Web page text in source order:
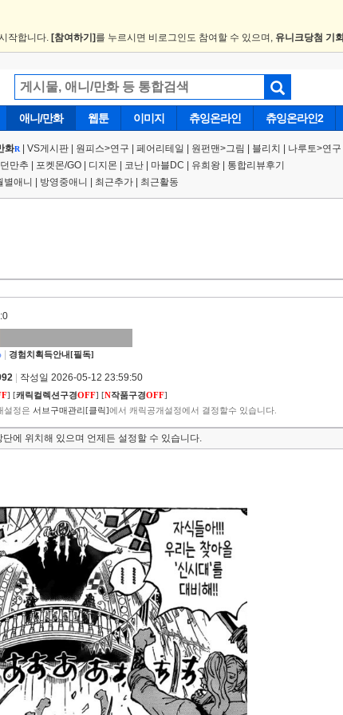
작합니다. [참여하기] 를 누르시면 비로그인도 참여할 수 있으며, 유니크당첨 기회
애니/만화 웹툰 이미지 츄잉온라인 츄잉온라인2
화R| VS게시판 원피스>연구 페어리테일 | 원펀맨>그림 블리치 나루토>연구
던만추 포켓몬/GO 디지몬 코난 마블DC 유희왕 통합리뷰후기
별애니 방영중애니 최근추가 최근활동
경험치획득안내[필독]
작성일 2026-05-12 23:59:50
] [캐릭컬렉션구경OFF] [N작품구경OFF]
설정은 서브구매관리[클릭]에서 캐릭공개설정에서 결정할수 있습니다.
에 위치해 있으며 언제든 설정할 수 있습니다.